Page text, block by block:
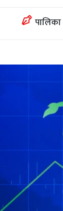
पालिका